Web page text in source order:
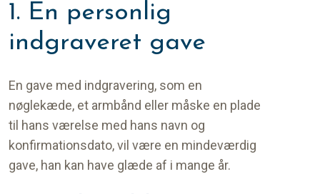
1. En personlig
indgraveret gave
En gave med indgravering, som en
nøglekæde, et armbånd eller måske en plade
til hans værelse med hans navn og
konfirmationsdato, vil være en mindeværdig
gave, han kan have glæde af i mange år.